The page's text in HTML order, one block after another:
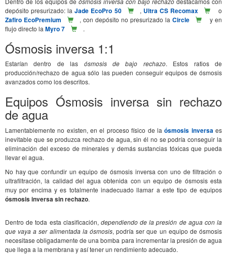
depósito presurizado: laJade EcoPro 50 , Ultra CS Recomax o
Zafiro EcoPremium , con depósito no presurizado la Circle
y en
flujo directo la Myro 7 .
Ósmosis inversa 1:1
Estarían dentro de las ósmosis de bajo rechazo. Estos ratios de
producción/rechazo de agua sólo las pueden conseguir equipos de ósmosis
avanzados como los descritos.
Equipos Ósmosis inversa sin rechazo
de agua
Lamentablemente no existen, en el proceso físico de laósmosis inversa es
inevitable que se produzca rechazo de agua, sin él no se podría conseguir la
eliminación del exceso de minerales y demás sustancias tóxicas que pueda
llevar el agua.
No hay que confundir un equipo de ósmosis inversa con uno de filtración o
ultrafiltración, la calidad del agua obtenida con un equipo de ósmosis esta
muy por encima y es totalmente inadecuado llamar a este tipo de equipos
ósmosis inversa sin rechazo.
Dentro de toda esta clasificación, dependiendo de la presión de agua con la
que vaya a ser alimentada la ósmosis, podría ser que un equipo de ósmosis
necesitase obligadamente de una bomba para incrementar la presión de agua
que llega a la membrana y así tener un rendimiento adecuado.